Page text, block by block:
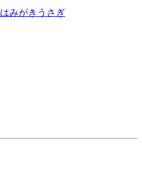
はみがきうさぎ